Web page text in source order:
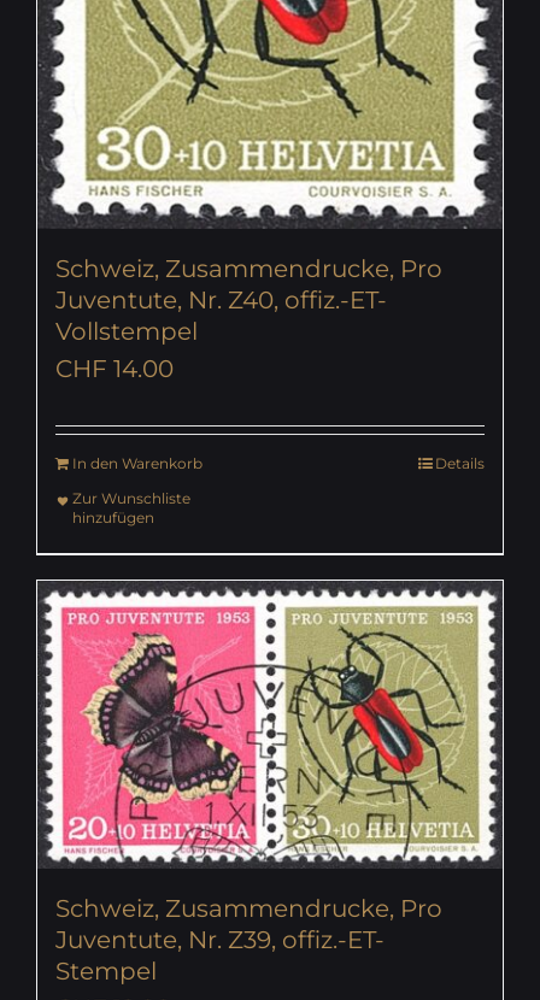
Schweiz, Zusammendrucke, Pro
Juventute, Nr. Z40, offiz.-ET-
Vollstempel
CHF 14.00
In den Warenkorb
Details
Zur Wunschliste
hinzufügen
Schweiz, Zusammendrucke, Pro
Juventute, Nr. Z39, offiz.-ET-
Stempel